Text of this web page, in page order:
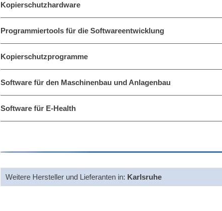
Kopierschutzhardware
Programmiertools für die Softwareentwicklung
Kopierschutzprogramme
Software für den Maschinenbau und Anlagenbau
Software für E-Health
Weitere Hersteller und Lieferanten in: Karlsruhe